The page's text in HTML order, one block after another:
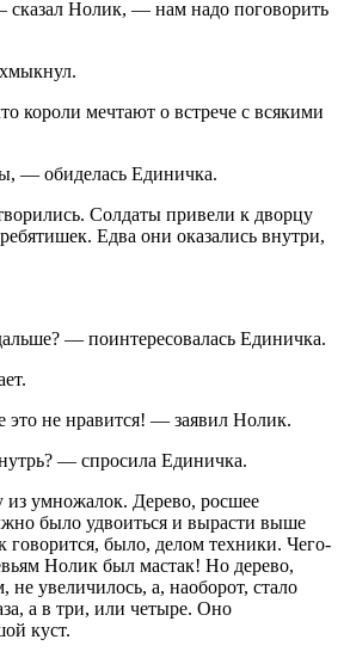
Нолик, — нам надо поговорить
короли мечтают о встрече с всякими
— обиделась Единичка.
Солдаты привели к дворцу
Едва они оказались внутри,
— поинтересовалась Единичка.
это не нравится! — заявил Нолик.
— спросила Единичка.
умножалок. Дерево, росшее
было удвоиться и вырасти выше
говорится, было, делом техники. Чего-
Нолик был мастак! Но дерево,
не увеличилось, а, наоборот, стало
а в три, или четыре. Оно
куст.